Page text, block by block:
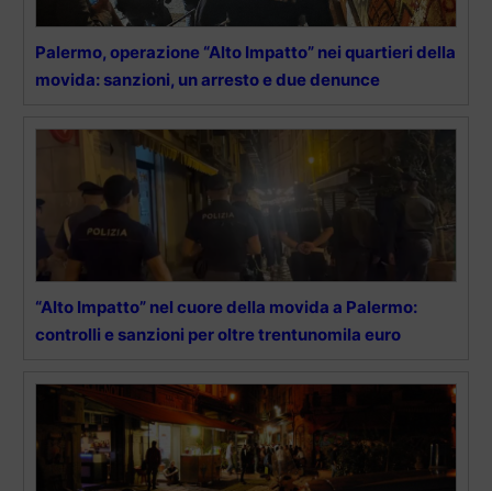
Palermo, operazione “Alto Impatto” nei quartieri della
movida: sanzioni, un arresto e due denunce
“Alto Impatto” nel cuore della movida a Palermo:
controlli e sanzioni per oltre trentunomila euro